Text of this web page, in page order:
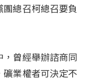
總召柯總召要負
曾經舉辦諮商同
礦業權者可決定不